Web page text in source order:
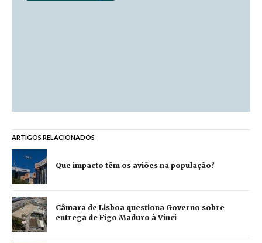
ARTIGOS RELACIONADOS
Que impacto têm os aviões na população?
Câmara de Lisboa questiona Governo sobre
entrega de Figo Maduro à Vinci